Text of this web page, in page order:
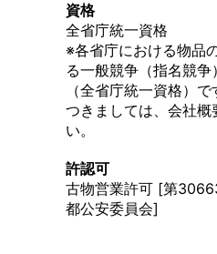
資格
全省庁統一資格
※各省庁における物品
る一般競争（指名競
（全省庁統一資格）
つきましては、会社概
い。
許認可
古物営業許可 [第
都公安委員会]